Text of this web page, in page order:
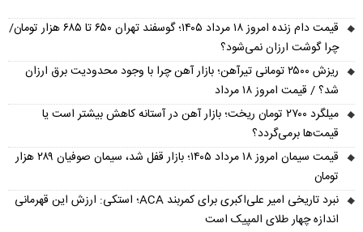
قیمت دام زنده امروز ۱۸ مرداد ۱۴۰۵؛ گوسفند تهران ۶۵۰ تا ۶۸۵ هزار تومان/
چرا گوشت ارزان نمی‌شود؟
ریزش ۲۵۰۰ تومانی تیرآهن؛ بازار آهن چرا با وجود محدودیت برق ارزان
شد؟ / قیمت امروز ۱۸ مرداد
میلگرد ۲۷۰۰ تومان ریخت؛ بازار آهن در آستانه کاهش بیشتر است یا
قیمت‌ها برمی‌گردد؟
قیمت سیمان امروز ۱۸ مرداد ۱۴۰۵؛ بازار قفل شد، سیمان صوفیان ۲۸۹ هزار
تومان
نبرد تاریخی امیر علی‌اکبری برای کمربند ACA؛ استکی: ارزش این قهرمانی
اندازه چهار طلای المپیک است